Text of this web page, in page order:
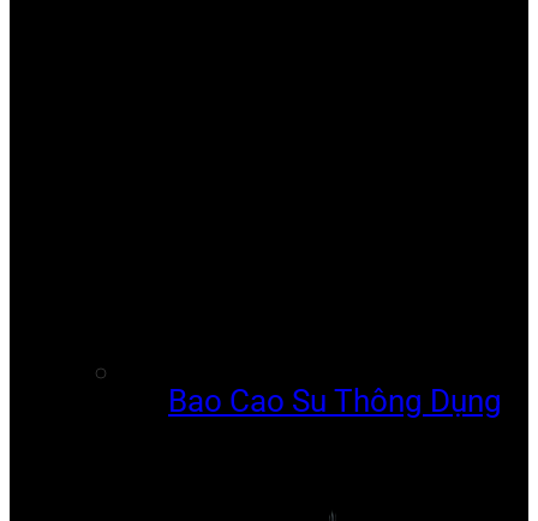
Bao Cao Su Thông Dụng